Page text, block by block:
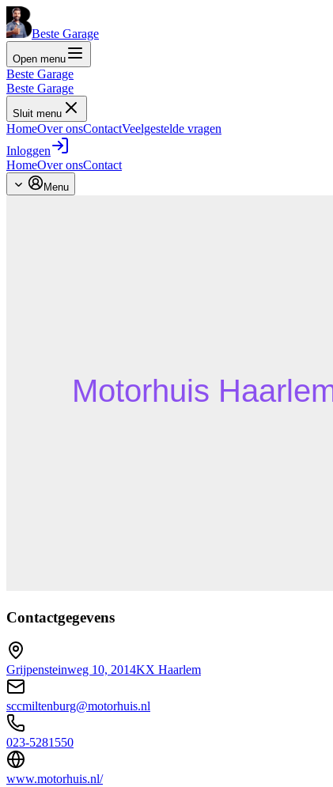
Beste Garage
Open menu
Beste Garage
Beste Garage
Sluit menu
HomeOver onsContactVeelgestelde vragen
Inloggen
HomeOver onsContact
Menu
Contactgegevens
Grijpensteinweg 10, 2014KX Haarlem
sccmiltenburg@motorhuis.nl
023-5281550
www.motorhuis.nl/